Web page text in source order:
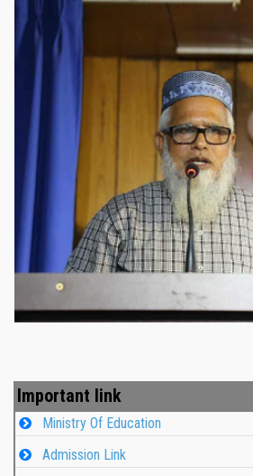
নবীনবরণ - ২০২৫
Important link
Ministry Of Education
Admission Link